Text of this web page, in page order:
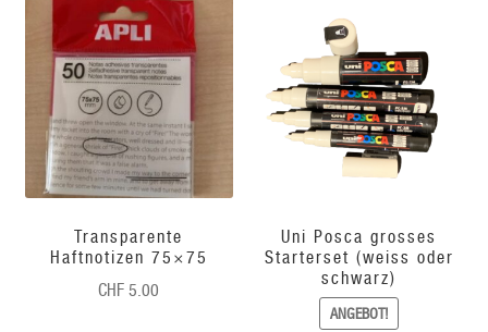
Transparente
Haftnotizen 75×75
CHF5.00
Uni Posca grosses
Starterset (weiss oder
schwarz)
ANGEBOT!